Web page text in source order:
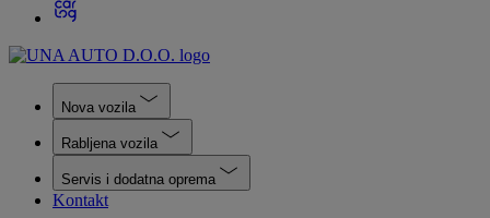
Nova vozila
Rabljena vozila
Servis i dodatna oprema
Kontakt